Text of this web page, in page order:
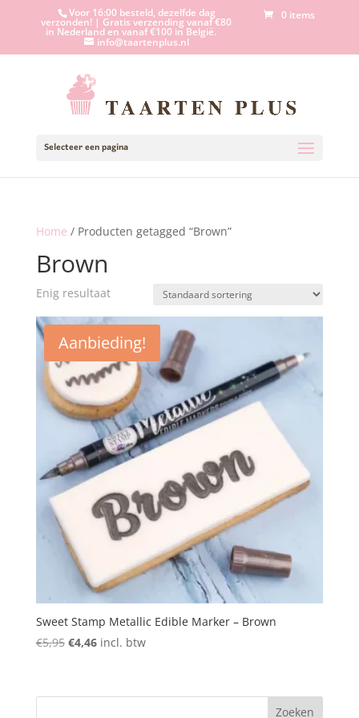
Voor 16:00 besteld, dezelfde dag
verzonden! | Gratis verzending vanaf €80
in Nederland en vanaf €100 in België.
info@taartenplus.nl
0 items
Selecteer een pagina
Home / Producten getagged “Brown”
Brown
Enig resultaat
Aanbieding!
Sweet Stamp Metallic Edible Marker – Brown
€5,95 Oorspronkelijke
€5,95.
€4,46Huidige
€4,46.
incl. btw
Zoeken